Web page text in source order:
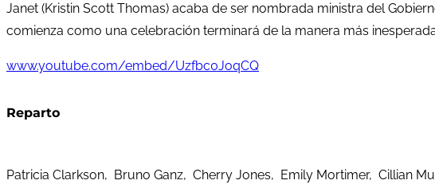
Janet (Kristin Scott Thomas) acaba de ser nombrada ministra del
comienza como una celebración terminará de la manera más
www.youtube.com/embed/Uzfbc0JoqCQ
Reparto
Patricia Clarkson, Bruno Ganz, Cherry Jones, Emily Mortimer, Cillian